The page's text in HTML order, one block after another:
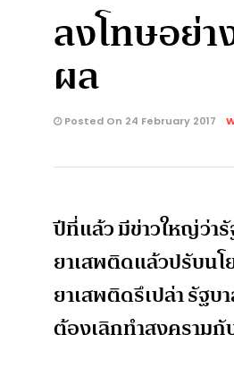
ลงโทษอย่
ผล
Posted On 24 February 2017
ปีที่แล้ว มีข่าวใหญ่ว่า
ยาเสพติดแล้วปรับน
ยาเสพติดรึเปล่า รัฐ
ต้องเลิกทำสงคราม